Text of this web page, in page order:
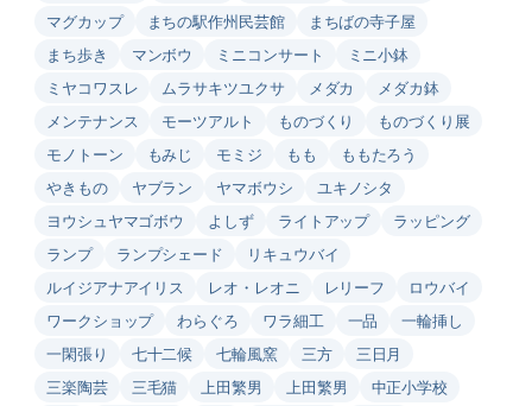
マグカップ
まちの駅作州民芸館
まちばの寺子屋
まち歩き
マンボウ ミニコンサート
ミニ小鉢
ミヤコワスレ
ムラサキツユクサ メダカ
メダカ鉢
メンテナンス
モーツアルト ものづくり
ものづくり展
モノトーン
もみじ モミジ もも
ももたろう
やきもの
ヤブラン ヤマボウシ
ユキノシタ
ヨウシュヤマゴボウ
よしず ライトアップ
ラッピング
ランプ
ランプシェード
リキュウバイ
ルイジアナアイリス
レオ・レオニ レリーフ
ロウバイ
ワークショップ
わらぐろ ワラ細工 一品
一輪挿し
一閑張り
七十二候 七輪風窯 三方
三日月
三楽陶芸
三毛猫 上田繁男 上田繁男
中正小学校